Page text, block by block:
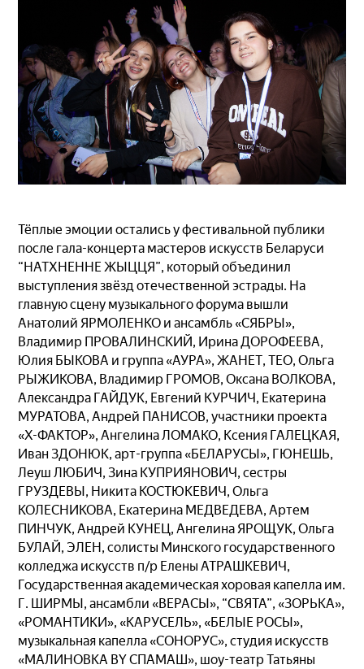
Тёплые эмоции остались у фестивальной публики
после гала-концерта мастеров искусств Беларуси
“НАТХНЕННЕ ЖЫЦЦЯ”, который объединил
выступления звёзд отечественной эстрады. На
главную сцену музыкального форума вышли
Анатолий ЯРМОЛЕНКО и ансамбль «СЯБРЫ»,
Владимир ПРОВАЛИНСКИЙ, Ирина ДОРОФЕЕВА,
Юлия БЫКОВА и группа «АУРА», ЖАНЕТ, ТЕО, Ольга
РЫЖИКОВА, Владимир ГРОМОВ, Оксана ВОЛКОВА,
Александра ГАЙДУК, Евгений КУРЧИЧ, Екатерина
МУРАТОВА, Андрей ПАНИСОВ, участники проекта
«Х-ФАКТОР», Ангелина ЛОМАКО, Ксения ГАЛЕЦКАЯ,
Иван ЗДОНЮК, арт-группа «БЕЛАРУСЫ», ГЮНЕШЬ,
Леуш ЛЮБИЧ, Зина КУПРИЯНОВИЧ, сестры
ГРУЗДЕВЫ, Никита КОСТЮКЕВИЧ, Ольга
КОЛЕСНИКОВА, Екатерина МЕДВЕДЕВА, Артем
ПИНЧУК, Андрей КУНЕЦ, Ангелина ЯРОЩУК, Ольга
БУЛАЙ, ЭЛЕН, солисты Минского государственного
колледжа искусств п/р Елены АТРАШКЕВИЧ,
Государственная академическая хоровая капелла им.
Г. ШИРМЫ, ансамбли «ВЕРАСЫ», “СВЯТА”, «ЗОРЬКА»,
«РОМАНТИКИ», «КАРУСЕЛЬ», «БЕЛЫЕ РОСЫ»,
музыкальная капелла «СОНОРУС», студия искусств
«МАЛИНОВКА BY СПАМАШ», шоу-театр Татьяны